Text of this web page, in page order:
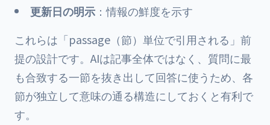
更新日の明示 ：情報の鮮度を示す
これらは「passage（節）単位で引用される」前
提の設計です。AIは記事全体ではなく、質問に最
も合致する一節を抜き出して回答に使うため、各
節が独立して意味の通る構造にしておくと有利で
す。